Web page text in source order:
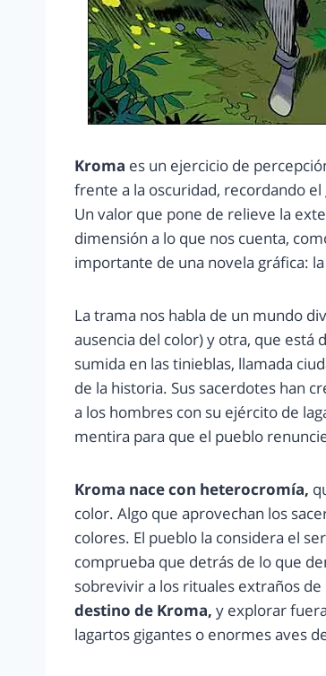
Kroma es un ejercicio de
frente a la oscuridad, recordando
Un valor que pone de relieve la
dimensión a lo que nos cuenta,
importante de una novela gráfica:
La trama nos habla de un mundo
ausencia del color) y otra, que está
sumida en las tinieblas, llamada
de la historia. Sus sacerdotes han
a los hombres con su ejército de
mentira para que el pueblo
Kroma nace con heterocromía,
color. Algo que aprovechan los
colores. El pueblo la considera el
comprueba que detrás de lo que
sobrevivir a los rituales extraños
destino de Kroma, y explorar
lagartos gigantes o enormes aves